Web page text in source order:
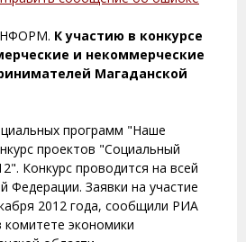
К участию в конкурсе
и некоммерческие
Магаданской
программ "Наше
проектов "Социальный
Конкурс проводится на всей
Федерации. Заявки на участие
2012 года, сообщили РИА
экономики